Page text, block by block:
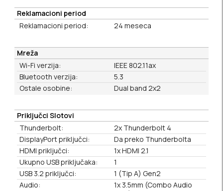
Reklamacioni period
Reklamacioni period:
24 meseca
Mreža
Wi-Fi verzija:
IEEE 802.11ax
Bluetooth verzija:
5.3
Ostale osobine:
Dual band 2x2
Priključci Slotovi
Thunderbolt:
2x Thunderbolt 4
DisplayPort priključci:
Da preko Thunderbolta
HDMI priključci:
1x HDMI 2.1
Ukupno USB priključaka:
1
USB 3.2 priključci:
1 (Tip A) Gen2
Audio:
1x 3.5mm (Combo Audio